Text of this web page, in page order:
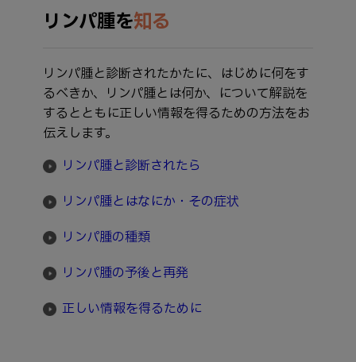
リンパ腫を知る
リンパ腫と診断されたかたに、はじめに何をす
るべきか、リンパ腫とは何か、について解説を
するとともに正しい情報を得るための方法をお
伝えします。
リンパ腫と診断されたら
リンパ腫とはなにか・その症状
リンパ腫の種類
リンパ腫の予後と再発
正しい情報を得るために